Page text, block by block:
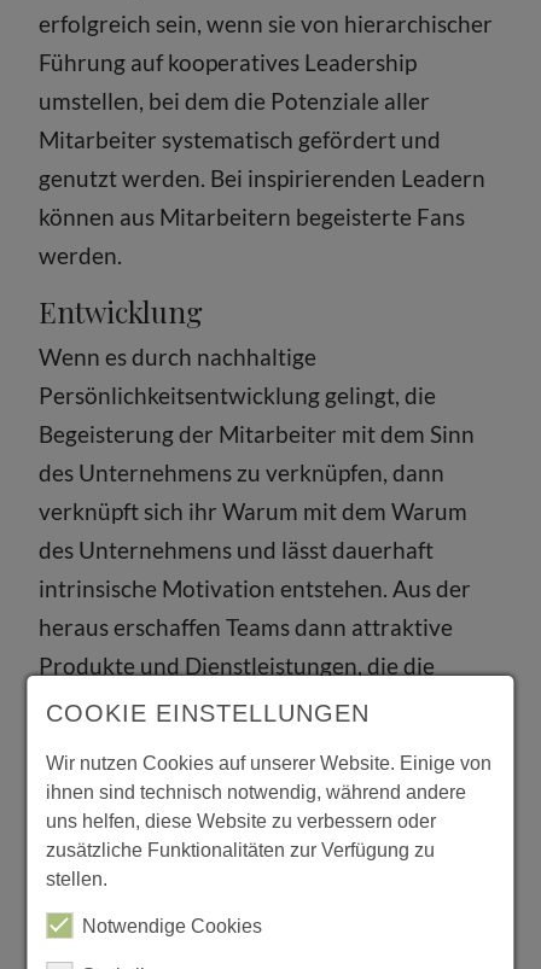
erfolgreich sein, wenn sie von hierarchischer
Führung auf kooperatives Leadership
umstellen, bei dem die Potenziale aller
Mitarbeiter systematisch gefördert und
genutzt werden. Bei inspirierenden Leadern
können aus Mitarbeitern begeisterte Fans
werden.
Entwicklung
Wenn es durch nachhaltige
Persönlichkeitsentwicklung gelingt, die
Begeisterung der Mitarbeiter mit dem Sinn
des Unternehmens zu verknüpfen, dann
verknüpft sich ihr Warum mit dem Warum
des Unternehmens und lässt dauerhaft
intrinsische Motivation entstehen. Aus der
heraus erschaffen Teams dann attraktive
Produkte und Dienstleistungen, die die
Zukunft des Unternehmens sichern und
persönliches Lebensglück miteinander
verbinden. So entsteht ein Umfeld, in dem
sich auch junge Talente wohlfühlen und
„Wenn es Unternehmen gelingt, diese
COOKIE EINSTELLUNGEN
Wir nutzen Cookies auf unserer Website. Einige von
ihnen sind technisch notwendig, während andere
uns helfen, diese Website zu verbessern oder
zusätzliche Funktionalitäten zur Verfügung zu
stellen.
Notwendige Cookies